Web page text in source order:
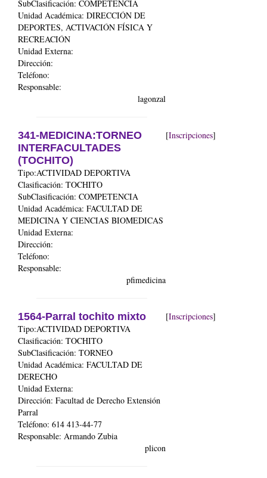
SubClasificación: COMPETENCIA
Unidad Académica: DIRECCIÓN DE
DEPORTES, ACTIVACIÓN FÍSICA Y
RECREACIÓN
Unidad Externa:
Dirección:
Teléfono:
Responsable:
lagonzal
341-MEDICINA:TORNEO
INTERFACULTADES
(TOCHITO)
Tipo:ACTIVIDAD DEPORTIVA
Clasificación: TOCHITO
SubClasificación: COMPETENCIA
Unidad Académica: FACULTAD DE
MEDICINA Y CIENCIAS BIOMEDICAS
Unidad Externa:
Dirección:
Teléfono:
Responsable:
pfimedicina
[Inscripciones]
1564-Parral tochito mixto
Tipo:ACTIVIDAD DEPORTIVA
Clasificación: TOCHITO
SubClasificación: TORNEO
Unidad Académica: FACULTAD DE
DERECHO
Unidad Externa:
Dirección: Facultad de Derecho Extensión
Parral
Teléfono: 614 413-44-77
Responsable: Armando Zubia
plicon
[Inscripciones]